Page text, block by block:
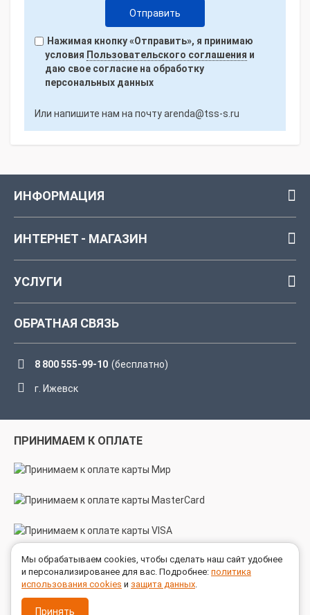
Нажимая кнопку «Отправить», я принимаю
условия Пользовательского соглашения и
даю свое согласие на обработку
персональных данных
Или напишите нам на почтуarenda@tss-s.ru
ИНФОРМАЦИЯ
ИНТЕРНЕТ - МАГАЗИН
УСЛУГИ
ОБРАТНАЯ СВЯЗЬ
8 800 555-99-10 (бесплатно)
г. Ижевск
ПРИНИМАЕМ К ОПЛАТЕ
МЫ В СОЦСЕТЯХ
Мы обрабатываем cookies, чтобы сделать наш сайт удобнее
и персонализированее для вас. Подробнее: политика
использования cookies и защита данных.
Принять